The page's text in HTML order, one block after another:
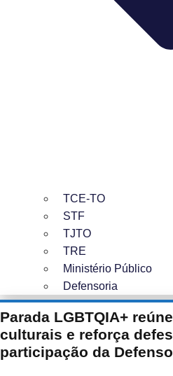
TCE-TO
STF
TJTO
TRE
Ministério Público
Defensoria
Parada LGBTQIA+
culturais e reforça
participação da